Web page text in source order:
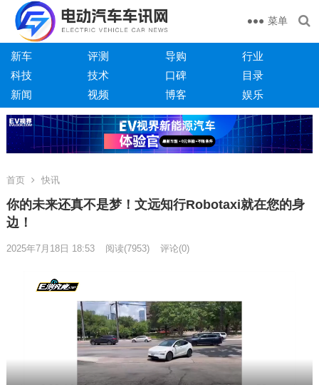
菜单
新车 评测 导购
行业
科技
技术 口碑
目录
新闻
视频 博客 娱乐
首页 快讯
你的未来还真不是梦！文远知行Robotaxi就在您的身
边！
2025年7月18日 18:53 阅读(7953) 评论(0)